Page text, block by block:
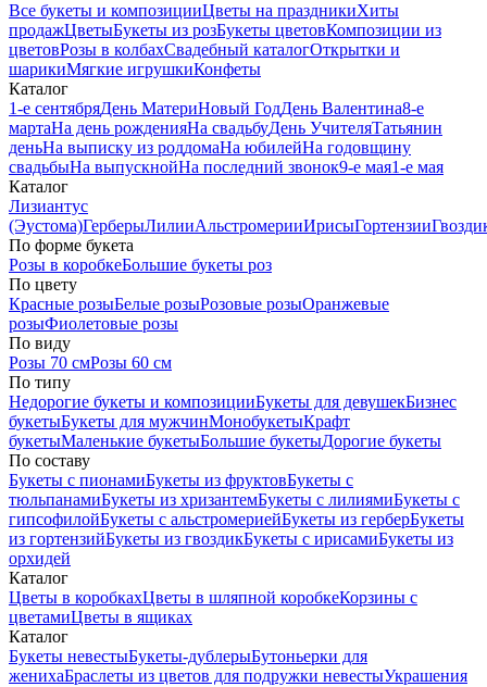
Все букеты и композицииЦветы на праздникиХиты
продажЦветыБукеты из розБукеты цветовКомпозиции из
цветовРозы в колбахСвадебный каталогОткрытки и
шарикиМягкие игрушкиКонфеты
Каталог
1-е сентябряДень МатериНовый ГодДень Валентина8-е
мартаНа день рожденияНа свадьбуДень УчителяТатьянин
деньНа выписку из роддомаНа юбилейНа годовщину
свадьбыНа выпускнойНа последний звонок9-е мая1-е мая
Каталог
Лизиантус
(Эустома)ГерберыЛилииАльстромерииИрисыГортензии
По форме букета
Розы в коробкеБольшие букеты роз
По цвету
Красные розыБелые розыРозовые розыОранжевые
розыФиолетовые розы
По виду
Розы 70 смРозы 60 см
По типу
Недорогие букеты и композицииБукеты для девушекБизнес
букетыБукеты для мужчинМонобукетыКрафт
букетыМаленькие букетыБольшие букетыДорогие букеты
По составу
Букеты с пионамиБукеты из фруктовБукеты с
тюльпанамиБукеты из хризантемБукеты с лилиямиБукеты с
гипсофилойБукеты с альстромериейБукеты из герберБукеты
из гортензийБукеты из гвоздикБукеты с ирисамиБукеты из
орхидей
Каталог
Цветы в коробкахЦветы в шляпной коробкеКорзины с
цветамиЦветы в ящиках
Каталог
Букеты невестыБукеты-дублерыБутоньерки для
женихаБраслеты из цветов для подружки невестыУкрашения